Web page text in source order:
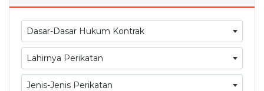
Dasar-Dasar Hukum Kontrak
Lahirnya Perikatan
Jenis-Jenis Perikatan